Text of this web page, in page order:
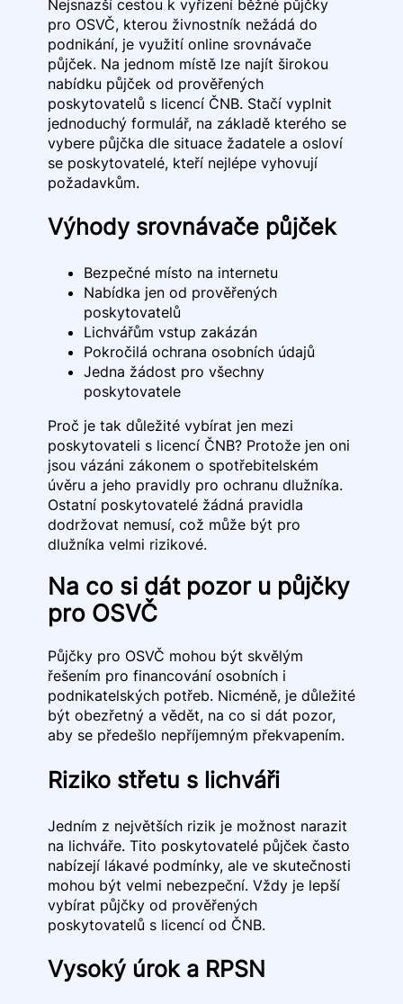
Nejsnazší cestou k vyřízení běžné půjčky
pro OSVČ, kterou živnostník nežádá do
podnikání, je využití online srovnávače
půjček. Na jednom místě lze najít širokou
nabídku půjček od prověřených
poskytovatelů s licencí ČNB. Stačí vyplnit
jednoduchý formulář, na základě kterého se
vybere půjčka dle situace žadatele a osloví
se poskytovatelé, kteří nejlépe vyhovují
požadavkům.
Výhody srovnávače půjček
Bezpečné místo na internetu
Nabídka jen od prověřených
poskytovatelů
Lichvářům vstup zakázán
Pokročilá ochrana osobních údajů
Jedna žádost pro všechny
poskytovatele
Proč je tak důležité vybírat jen mezi
poskytovateli s licencí ČNB? Protože jen oni
jsou vázáni zákonem o spotřebitelském
úvěru a jeho pravidly pro ochranu dlužníka.
Ostatní poskytovatelé žádná pravidla
dodržovat nemusí, což může být pro
dlužníka velmi rizikové.
Na co si dát pozor u půjčky
pro OSVČ
Půjčky pro OSVČ mohou být skvělým
řešením pro financování osobních i
podnikatelských potřeb. Nicméně, je důležité
být obezřetný a vědět, na co si dát pozor,
aby se předešlo nepříjemným překvapením.
Riziko střetu s lichváři
Jedním z největších rizik je možnost narazit
na lichváře. Tito poskytovatelé půjček často
nabízejí lákavé podmínky, ale ve skutečnosti
mohou být velmi nebezpeční. Vždy je lepší
vybírat půjčky od prověřených
poskytovatelů s licencí od ČNB.
Vysoký úrok a RPSN